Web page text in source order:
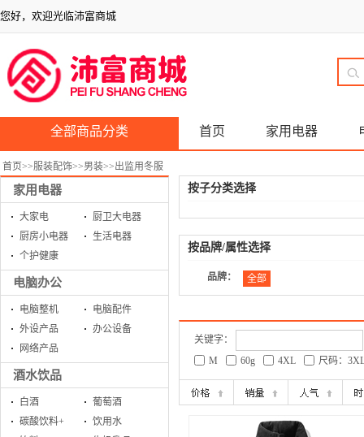
您好，欢迎光临沛富商城
全部商品分类 首页 家用电器
首页>>服装配饰>>男装>>出监用冬服
家用电器
大家电
厨卫大电器
厨房小电器
生活电器
个护健康
电脑办公
电脑整机
电脑配件
外设产品
办公设备
网络产品
酒水饮品
白酒
葡萄酒
碳酸饮料+
饮用水
按子分类选择
按品牌/属性选择
品牌： 全部
关键字：
M
60g 4XL 尺码：